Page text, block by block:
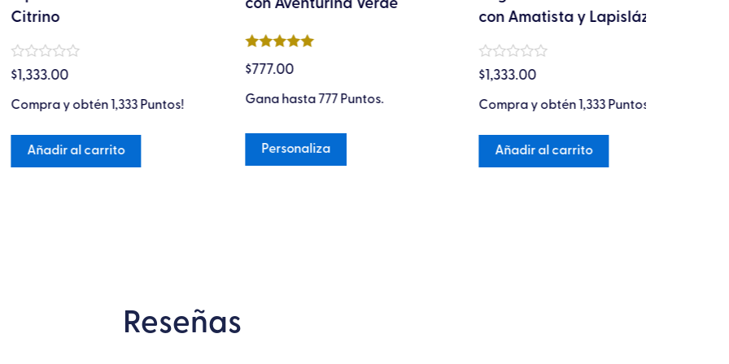
y obtén 1,333 Puntos!
al carrito
con Aventurina Verde
777.00
Gana hasta 777 Puntos.
Personaliza
producto
con Amatista y Lapislázuli
1,333.00
Compra y obtén 1,333 Puntos!
Añadir al carrito
Reseñas